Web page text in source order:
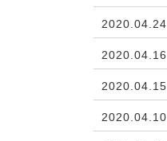
2020.04.24
2020.04.16
2020.04.15
2020.04.10